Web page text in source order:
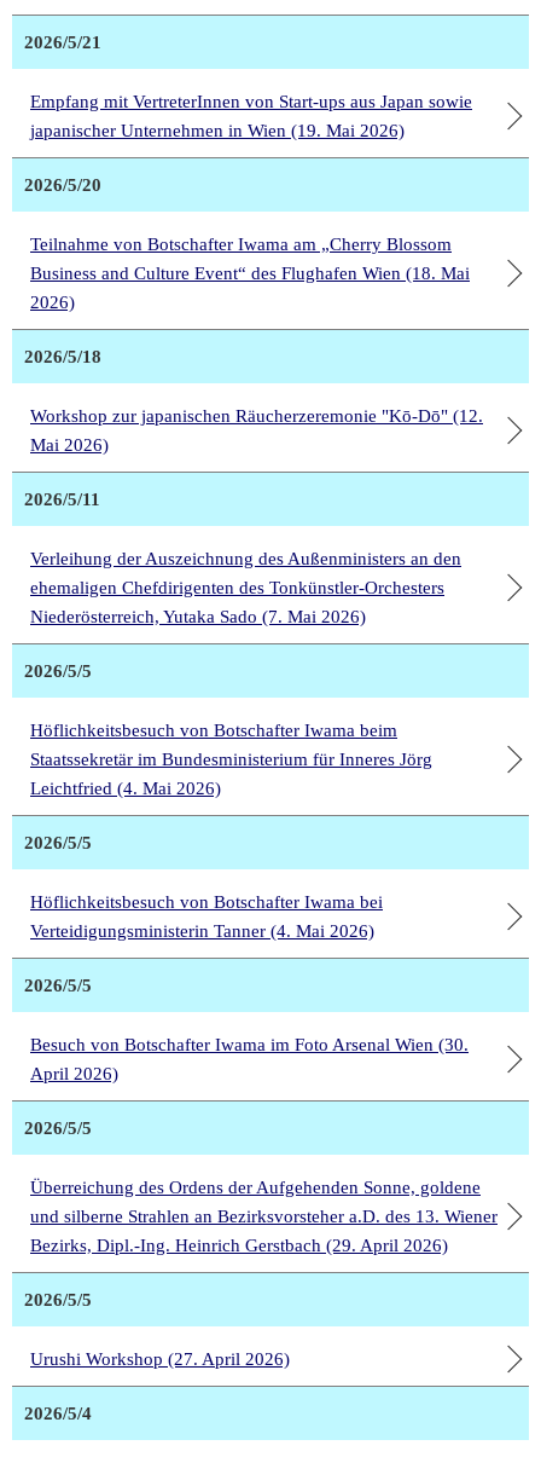
2026/5/21
Empfang mit VertreterInnen von Start-ups aus Japan sowie
japanischer Unternehmen in Wien (19. Mai 2026)
2026/5/20
Teilnahme von Botschafter Iwama am „Cherry Blossom
Business and Culture Event“ des Flughafen Wien (18. Mai
2026)
2026/5/18
Workshop zur japanischen Räucherzeremonie "Kō-Dō" (12.
Mai 2026)
2026/5/11
Verleihung der Auszeichnung des Außenministers an den
ehemaligen Chefdirigenten des Tonkünstler-Orchesters
Niederösterreich, Yutaka Sado (7. Mai 2026)
2026/5/5
Höflichkeitsbesuch von Botschafter Iwama beim
Staatssekretär im Bundesministerium für Inneres Jörg
Leichtfried (4. Mai 2026)
2026/5/5
Höflichkeitsbesuch von Botschafter Iwama bei
Verteidigungsministerin Tanner (4. Mai 2026)
2026/5/5
Besuch von Botschafter Iwama im Foto Arsenal Wien (30.
April 2026)
2026/5/5
Überreichung des Ordens der Aufgehenden Sonne, goldene
und silberne Strahlen an Bezirksvorsteher a.D. des 13. Wiener
Bezirks, Dipl.-Ing. Heinrich Gerstbach (29. April 2026)
2026/5/5
Urushi Workshop (27. April 2026)
2026/5/4